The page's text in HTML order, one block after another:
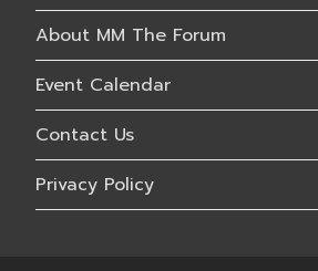
About MM The Forum
Event Calendar
Contact Us
Privacy Policy